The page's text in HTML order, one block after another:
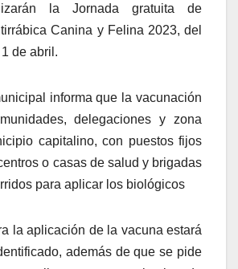
la Jornada gratuita de
Canina y Felina 2023, del
de abril.
informa que la vacunación
delegaciones y zona
capitalino, con puestos fijos
o casas de salud y brigadas
para aplicar los biológicos
la aplicación de la vacuna estará
además de que se pide